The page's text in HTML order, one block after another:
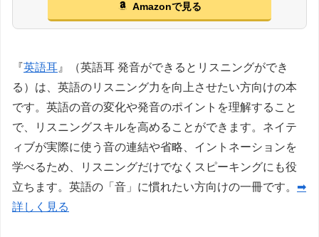
Amazonで見る
『英語耳』（英語耳 発音ができるとリスニングができ
る）は、英語のリスニング力を向上させたい方向けの本
です。英語の音の変化や発音のポイントを理解すること
で、リスニングスキルを高めることができます。ネイテ
ィブが実際に使う音の連結や省略、イントネーションを
学べるため、リスニングだけでなくスピーキングにも役
立ちます。英語の「音」に慣れたい方向けの一冊です。 ➡
詳しく見る